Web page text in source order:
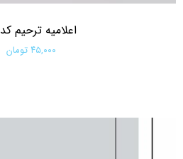
اعلامیه ترحیم کد 110
۴۵,۰۰۰ تومان